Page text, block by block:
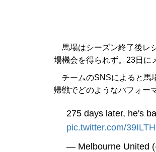
馬場はシーズン終了後レ
場機会を得られず。23日に
チームのSNSによると馬
帰戦でどのようなパフォー
275 days later, he's
pic.twitter.com/
— Melbourne United